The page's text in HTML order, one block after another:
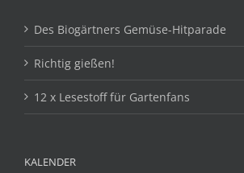
Des Biogärtners Gemüse-Hitparade
Richtig gießen!
12 x Lesestoff für Gartenfans
KALENDER